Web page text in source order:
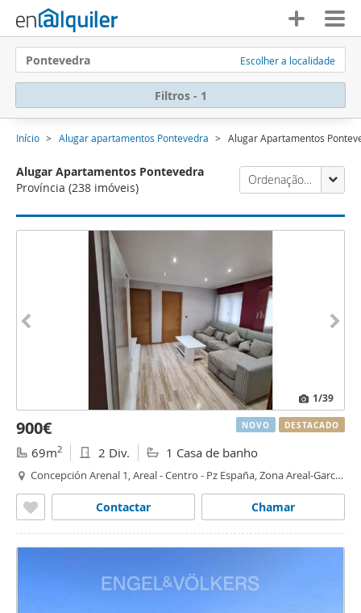
Pontevedra Escolher a localidade
Filtros - 1
Início Alugar apartamentos Pontevedra Alugar Apartamentos
Alugar Apartamentos Pontevedra
Província (238 imóveis)
Ordenação Enalquiler
1/39
900€
69m2 2 Div. 1 Casa de banho
Concepción Arenal 1, Areal - Centro - Pz España, Zona Areal-García
Chamar
Contactar
NOVO DESTACADO